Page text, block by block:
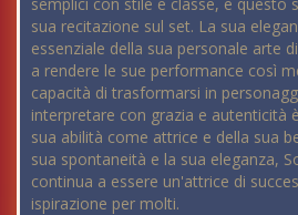
sua recitazione sul set. La sua
essenziale della sua personale arte
a rendere le sue performance così
capacità di trasformarsi in
interpretare con grazia e autenticità
sua abilità come attrice e della sua
sua spontaneità e la sua eleganza,
continua a essere un'attrice di
ispirazione per molti.